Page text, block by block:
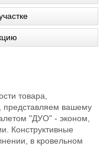
товара,
представляем вашему
"ДУО" - эконом,
Конструктивные
в кровельном